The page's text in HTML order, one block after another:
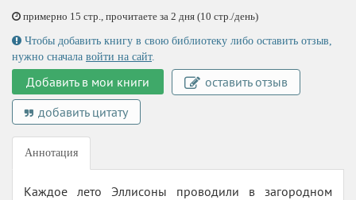
примерно 15 стр., прочитаете за 2 дня (10 стр./день)
Чтобы добавить книгу в свою библиотеку либо оставить отзыв,
нужно сначала войти на сайт.
Добавить в мои книги
оставить отзыв
добавить цитату
Аннотация
Каждое лето Эллисоны проводили в загородном